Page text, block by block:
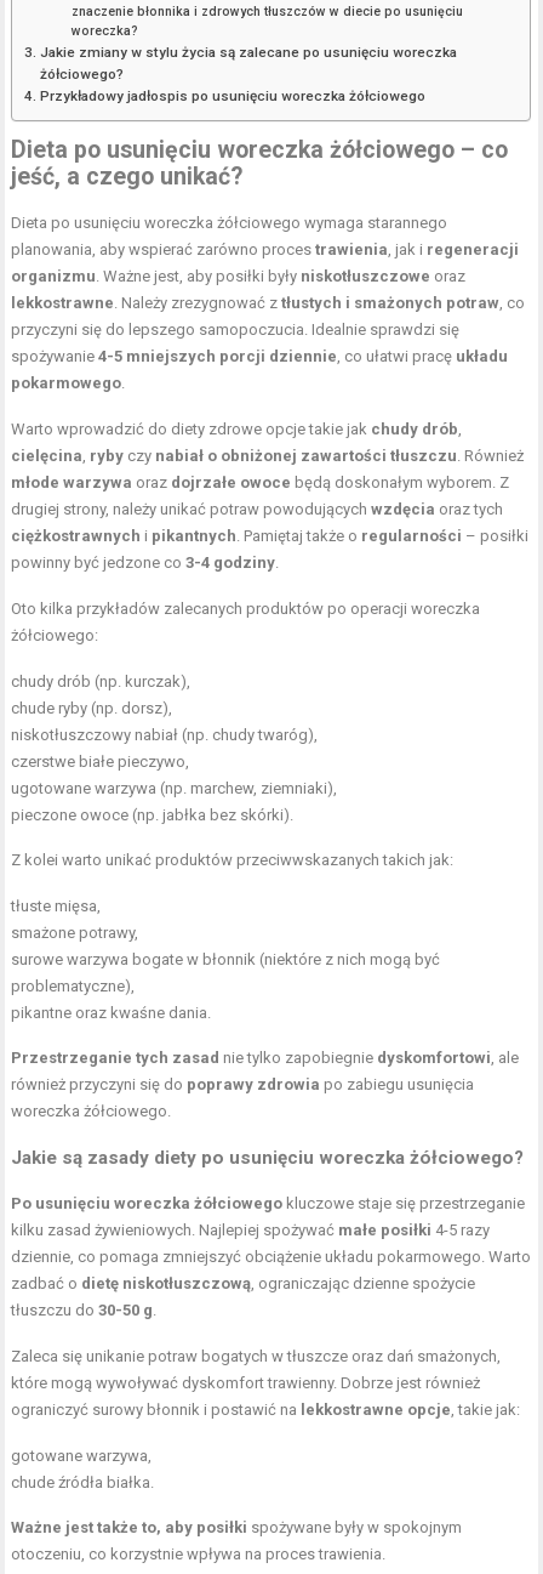
znaczenie błonnika i zdrowych tłuszczów w diecie po usunięciu
woreczka?
Jakie zmiany w stylu życia są zalecane po usunięciu woreczka
żółciowego?
Przykładowy jadłospis po usunięciu woreczka żółciowego
Dieta po usunięciu woreczka żółciowego – co
jeść, a czego unikać?
Dieta po usunięciu woreczka żółciowego wymaga starannego
planowania, aby wspierać zarówno procestrawienia, jak i regeneracji
organizmu. Ważne jest, aby posiłki były niskotłuszczowe oraz
lekkostrawne. Należy zrezygnować ztłustych i smażonych potraw, co
przyczyni się do lepszego samopoczucia. Idealnie sprawdzi się
spożywanie4-5 mniejszych porcji dziennie, co ułatwi pracę układu
pokarmowego.
Warto wprowadzić do diety zdrowe opcje takie jak chudy drób,
cielęcina, ryby czy nabiał o obniżonej zawartości tłuszczu. Również
młode warzywa oraz dojrzałe owoce będą doskonałym wyborem. Z
drugiej strony, należy unikać potraw powodującychwzdęcia oraz tych
ciężkostrawnych i pikantnych. Pamiętaj także o regularności – posiłki
powinny być jedzone co3-4 godziny.
Oto kilka przykładów zalecanych produktów po operacji woreczka
żółciowego:
chudy drób (np. kurczak),
chude ryby (np. dorsz),
niskotłuszczowy nabiał (np. chudy twaróg),
czerstwe białe pieczywo,
ugotowane warzywa (np. marchew, ziemniaki),
pieczone owoce (np. jabłka bez skórki).
Z kolei warto unikać produktów przeciwwskazanych takich jak:
tłuste mięsa,
smażone potrawy,
surowe warzywa bogate w błonnik (niektóre z nich mogą być
problematyczne),
pikantne oraz kwaśne dania.
Przestrzeganie tych zasad nie tylko zapobiegnie dyskomfortowi, ale
również przyczyni się do poprawy zdrowia po zabiegu usunięcia
woreczka żółciowego.
Jakie są zasady diety po usunięciu woreczka żółciowego?
Po usunięciu woreczka żółciowego kluczowe staje się przestrzeganie
kilku zasad żywieniowych. Najlepiej spożywać małe posiłki 4-5 razy
dziennie, co pomaga zmniejszyć obciążenie układu pokarmowego. Warto
zadbać o dietę niskotłuszczową, ograniczając dzienne spożycie
tłuszczu do30-50 g.
Zaleca się unikanie potraw bogatych w tłuszcze oraz dań smażonych,
które mogą wywoływać dyskomfort trawienny. Dobrze jest również
ograniczyć surowy błonnik i postawić na lekkostrawne opcje, takie jak:
gotowane warzywa,
chude źródła białka.
Ważne jest także to, aby posiłki spożywane były w spokojnym
otoczeniu, co korzystnie wpływa na proces trawienia.